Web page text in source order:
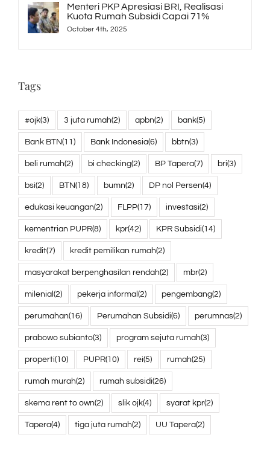
Menteri PKP Apresiasi BRI, Realisasi
Kuota Rumah Subsidi Capai 71%
October 4th, 2025
Tags
#ojk(3) 3 juta rumah(2) apbn(2) bank(5)
Bank BTN(11) Bank Indonesia(6) bbtn(3)
beli rumah(2) bi checking(2) BP Tapera(7) bri(3)
bsi(2) BTN(18) bumn(2) DP nol Persen(4)
edukasi keuangan(2) FLPP(17) investasi(2)
kementrian PUPR(8) kpr(42) KPR Subsidi(14)
kredit(7) kredit pemilikan rumah(2)
masyarakat berpenghasilan rendah(2) mbr(2)
milenial (2) pekerja informal (2) pengembang(2)
perumahan(16) Perumahan Subsidi(6) perumnas(2)
prabowo subianto(3) program sejuta rumah(3)
properti(10) PUPR(10) rei(5) rumah(25)
rumah murah(2) rumah subsidi(26)
skema rent to own(2) slik ojk(4) syarat kpr(2)
Tapera(4) tiga juta rumah(2) UU Tapera(2)